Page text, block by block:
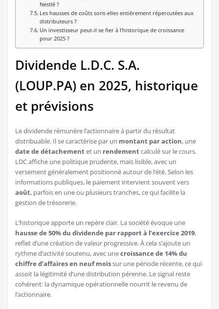
Nestlé ?
Les hausses de coûts sont-elles entièrement répercutées aux
distributeurs ?
Un investisseur peut-il se fier à l’historique de croissance
pour 2025 ?
Dividende L.D.C. S.A.
(LOUP.PA) en 2025, historique
et prévisions
Le dividende rémunère l’actionnaire à partir du résultat
distribuable. Il se caractérise par un montant par action, une
date de détachementet un rendementcalculé sur le cours.
LDC affiche une politique prudente, mais lisible, avec un
versement généralement positionné autour de l’été. Selon les
informations publiques, le paiement intervient souvent vers
août, parfois en une ou plusieurs tranches, ce qui facilite la
gestion de trésorerie.
L’historique apporte un repère clair. La société évoque une
hausse de 50% du dividende par rapport à l’exercice 2019,
reflet d’une création de valeur progressive. À cela s’ajoute un
rythme d’activité soutenu, avec unecroissance de 14% du
chiffre d’affaires en neuf moissur une période récente, ce qui
assoit la légitimité d’une distribution pérenne. Le signal reste
cohérent: la dynamique opérationnelle nourrit le revenu de
l’actionnaire.